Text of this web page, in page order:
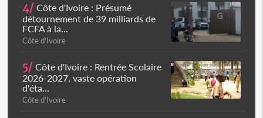
4/ Côte d'Ivoire : Présumé
détournement de 39 milliards de
FCFA à la...
Côte d'Ivoire
5/ Côte d'Ivoire : Rentrée Scolaire
2026-2027, vaste opération
d'éta...
Côte d'Ivoire